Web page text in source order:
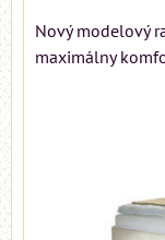
Nový modelový
maximálny